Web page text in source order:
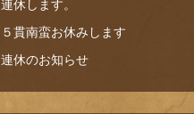
連休します。
５貫南蛮お休みします
連休のお知らせ